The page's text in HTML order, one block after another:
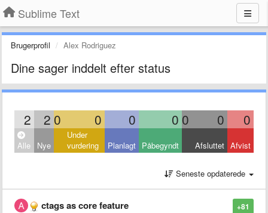
Sublime Text
Brugerprofil Alex Rodriguez
Dine sager inddelt efter status
2 2 0 0 0 0 0 0 0
Alle Nye
Under
vurdering
Planlagt Påbegyndt Afsluttet Afvist
Seneste opdaterede
+81
ctags as core feature